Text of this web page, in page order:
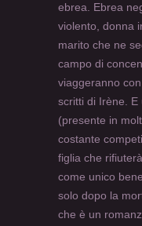
ebrea. Ebrea
violento, donna
marito che ne
campo di
viaggeranno
scritti di Irène. E
(presente in
costante
figlia che
come unico
solo dopo la
che è un